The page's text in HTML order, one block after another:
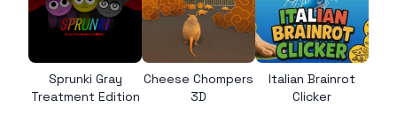
Sprunki Gray
Treatment Edition
Cheese Chompers
3D
Italian Brainrot
Clicker